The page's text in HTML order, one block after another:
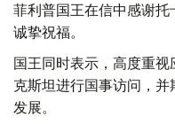
菲利普国王在信中感谢
诚挚祝福。
国王同时表示，高度重
克斯坦进行国事访问，
发展。